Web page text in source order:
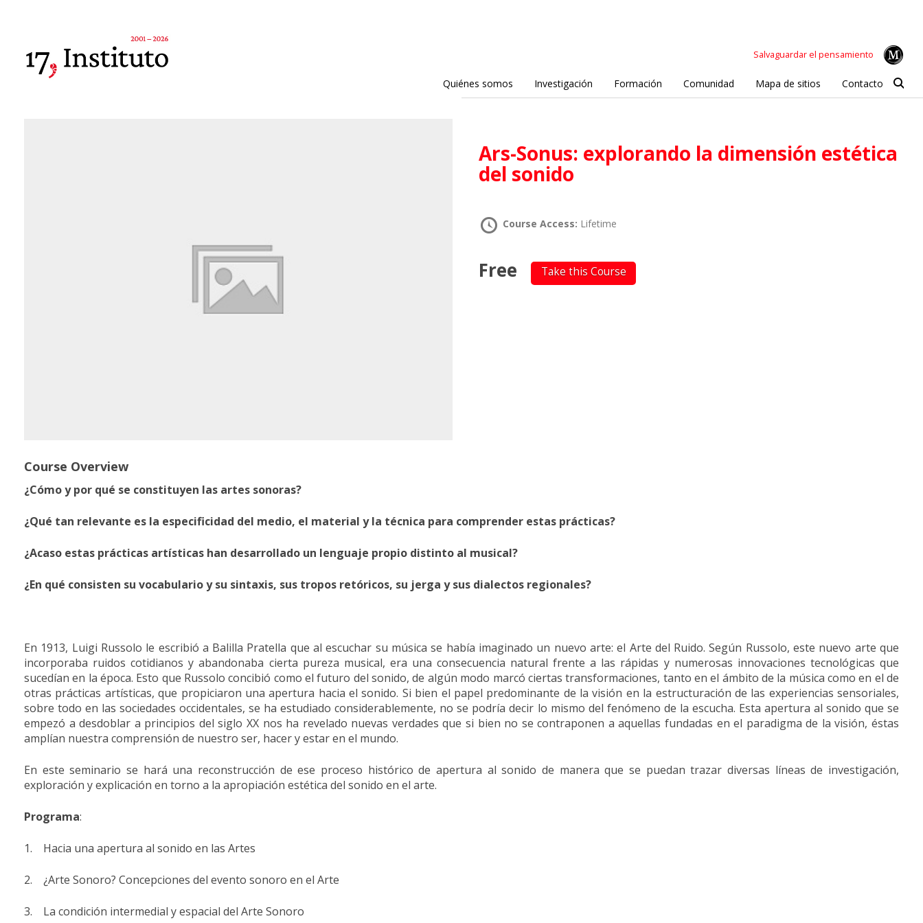
Salvaguardar el pensamiento
Quiénes somos Investigación Formación Comunidad Mapa de sitios Contacto
Ars-Sonus: explorando la dimensión estética
del sonido
Course Access: Lifetime
Free Take this Course
Course Overview
¿Cómo y por qué se constituyen las artes sonoras?
¿Qué tan relevante es la especificidad del medio, el material y la técnica para comprender estas prácticas?
¿Acaso estas prácticas artísticas han desarrollado un lenguaje propio distinto al musical?
¿En qué consisten su vocabulario y su sintaxis, sus tropos retóricos, su jerga y sus dialectos regionales?
En 1913, Luigi Russolo le escribió a Balilla Pratella que al escuchar su música se había imaginado un nuevo arte: el Arte del Ruido. Según Russolo, este nuevo arte que
incorporaba ruidos cotidianos y abandonaba cierta pureza musical, era una consecuencia natural frente a las rápidas y numerosas innovaciones tecnológicas que
sucedían en la época. Esto que Russolo concibió como el futuro del sonido, de algún modo marcó ciertas transformaciones, tanto en el ámbito de la música como en el de
otras prácticas artísticas, que propiciaron una apertura hacia el sonido. Si bien el papel predominante de la visión en la estructuración de las experiencias sensoriales,
sobre todo en las sociedades occidentales, se ha estudiado considerablemente, no se podría decir lo mismo del fenómeno de la escucha. Esta apertura al sonido que se
empezó a desdoblar a principios del siglo XX nos ha revelado nuevas verdades que si bien no se contraponen a aquellas fundadas en el paradigma de la visión, éstas
amplían nuestra comprensión de nuestro ser, hacer y estar en el mundo.
En este seminario se hará una reconstrucción de ese proceso histórico de apertura al sonido de manera que se puedan trazar diversas líneas de investigación,
exploración y explicación en torno a la apropiación estética del sonido en el arte.
Programa:
1. Hacia una apertura al sonido en las Artes
2. ¿Arte Sonoro? Concepciones del evento sonoro en el Arte
3. La condición intermedial y espacial del Arte Sonoro